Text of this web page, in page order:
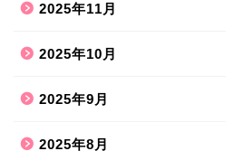
2025年11月
2025年10月
2025年9月
2025年8月